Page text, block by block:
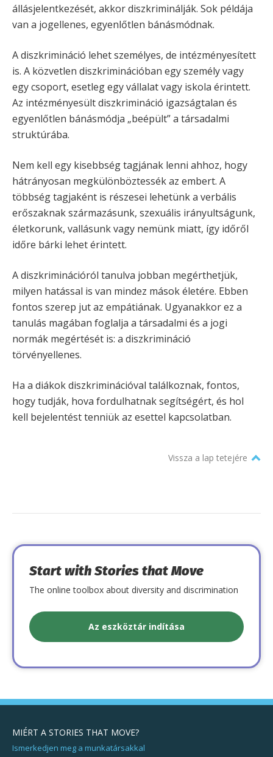
állásjelentkezését, akkor diszkriminálják. Sok példája
van a jogellenes, egyenlőtlen bánásmódnak.
A diszkrimináció lehet személyes, de intézményesített
is. A közvetlen diszkriminációban egy személy vagy
egy csoport, esetleg egy vállalat vagy iskola érintett.
Az intézményesült diszkrimináció igazságtalan és
egyenlőtlen bánásmódja „beépült” a társadalmi
struktúrába.
Nem kell egy kisebbség tagjának lenni ahhoz, hogy
hátrányosan megkülönböztessék az embert. A
többség tagjaként is részesei lehetünk a verbális
erőszaknak származásunk, szexuális irányultságunk,
életkorunk, vallásunk vagy nemünk miatt, így időről
időre bárki lehet érintett.
A diszkriminációról tanulva jobban megérthetjük,
milyen hatással is van mindez mások életére. Ebben
fontos szerep jut az empátiának. Ugyanakkor ez a
tanulás magában foglalja a társadalmi és a jogi
normák megértését is: a diszkrimináció
törvényellenes.
Ha a diákok diszkriminációval találkoznak, fontos,
hogy tudják, hova fordulhatnak segítségért, és hol
kell bejelentést tenniük az esettel kapcsolatban.
Vissza a lap tetejére
Start with Stories that Move
The online toolbox about diversity and discrimination
Az eszköztár indítása
MIÉRT A STORIES THAT MOVE?
Ismerkedjen meg a munkatársakkal